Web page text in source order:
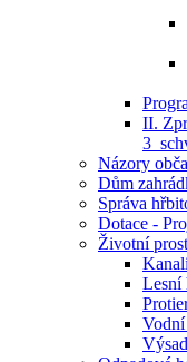
II.
Názory
Dům
Správa
Dotace -
Životní
Lesní